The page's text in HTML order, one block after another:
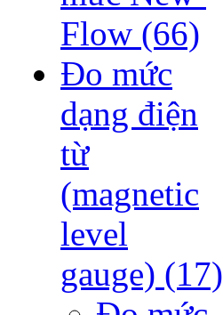
Flow (66)
Đo mức
dạng điện
từ
(magnetic
level
gauge) (17)